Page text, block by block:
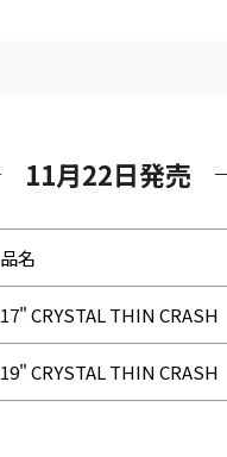
11月22日発売
品名
17" CRYSTAL THIN CRASH
19" CRYSTAL THIN CRASH